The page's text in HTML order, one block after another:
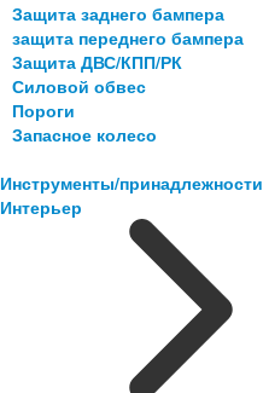
Защита заднего бампера
защита переднего бампера
Защита ДВС/КПП/РК
Силовой обвес
Пороги
Запасное колесо
Инструменты/принадлежности
Интерьер